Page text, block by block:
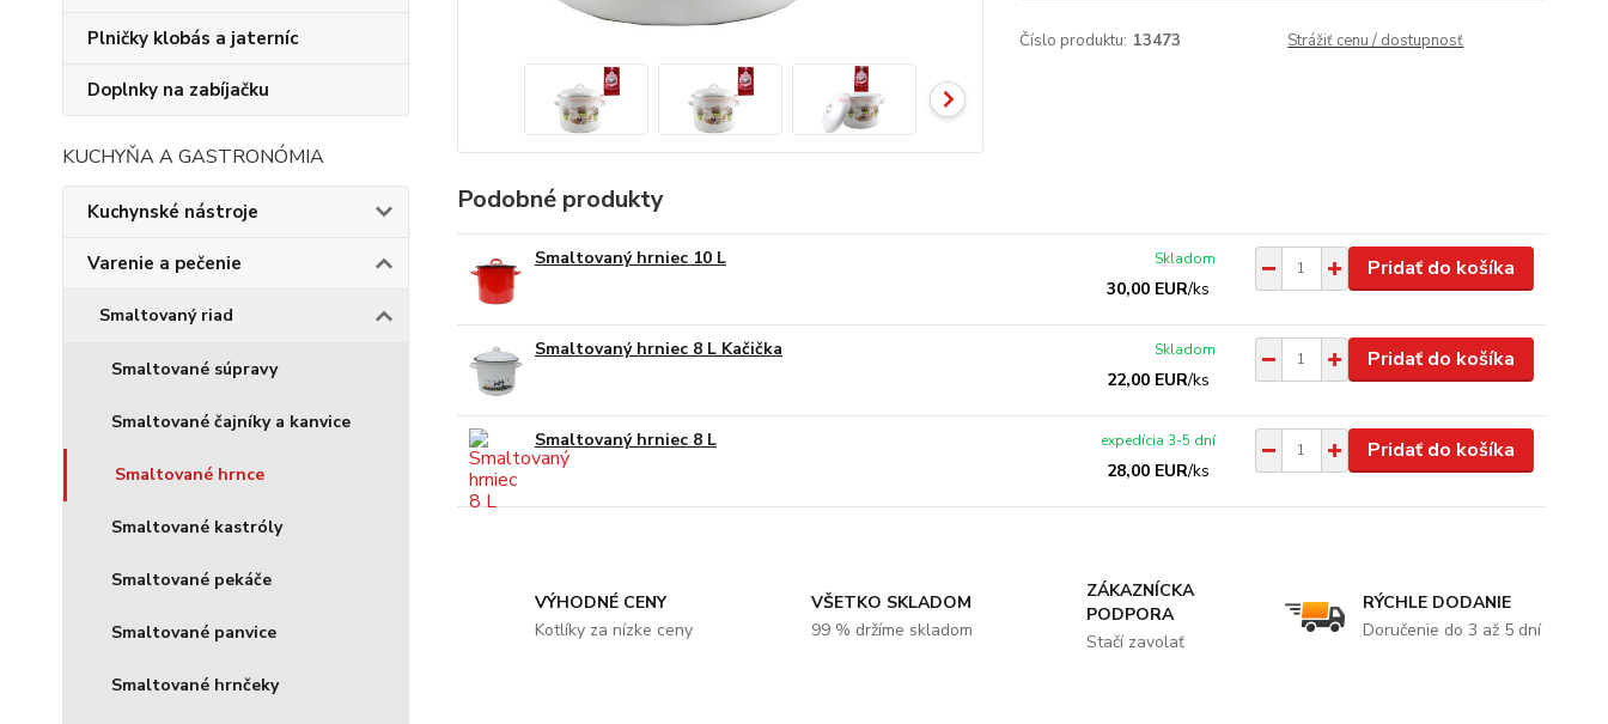
Plničky klobás a jaterníc
Doplnky na zabíjačku
KUCHYŇA A GASTRONÓMIA
Kuchynské nástroje
Varenie a pečenie
Smaltovaný riad
Smaltované súpravy
Smaltované čajníky a kanvice
Smaltované hrnce
Smaltované kastróly
Smaltované pekáče
Smaltované panvice
Smaltované hrnčeky
Číslo produktu: 13473 Strážiť cenu / dostupnosť
Podobné produkty
Smaltovaný hrniec 10 L
30,00 EUR/ks
Skladom Pridať do košíka
Smaltovaný hrniec 8 L Kačička
22,00 EUR/ks
Skladom Pridať do košíka
Smaltovaný hrniec 8 L
28,00 EUR/ks
expedícia 3-5 dní Pridať do košíka
VÝHODNÉ CENY
Kotlíky za nízke ceny
VŠETKO SKLADOM
99 % držíme skladom
ZÁKAZNÍCKA
PODPORA
Stačí zavolať
RÝCHLE DODANIE
Doručenie do 3 až 5 dní